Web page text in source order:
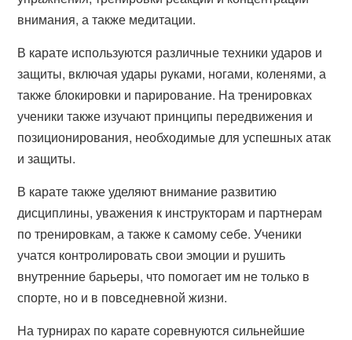
внимания, а также медитации.
В карате используются различные техники ударов и
защиты, включая удары руками, ногами, коленями, а
также блокировки и парирование. На тренировках
ученики также изучают принципы передвижения и
позиционирования, необходимые для успешных атак
и защиты.
В карате также уделяют внимание развитию
дисциплины, уважения к инструкторам и партнерам
по тренировкам, а также к самому себе. Ученики
учатся контролировать свои эмоции и рушить
внутренние барьеры, что помогает им не только в
спорте, но и в повседневной жизни.
На турнирах по карате соревнуются сильнейшие